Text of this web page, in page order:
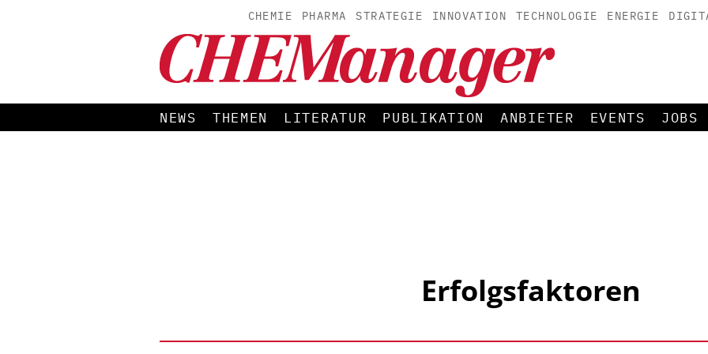
CHEMIE PHARMA STRATEGIE INNOVATION TECHNOLOGIE ENERGIE
NEWS THEMEN LITERATUR PUBLIKATION ANBIETER EVENTS JOBS
Erfolgsfaktoren